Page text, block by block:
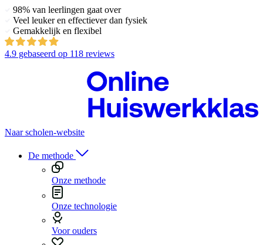
98% van leerlingen gaat over
Veel leuker en effectiever dan fysiek
Gemakkelijk en flexibel
4.9 gebaseerd op 118 reviews
Naar scholen-website
De methode
Onze methode
Onze technologie
Voor ouders